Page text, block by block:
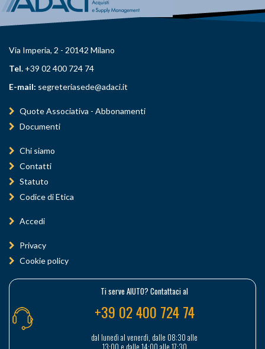
Via Imperia, 2 - 20142 Milano
Tel. +39 02 400 724 74
E-mail: segreteriasede@adaci.it
Quote Associativa - Abbonamenti
Documenti
Chi siamo
Contatti
Statuto
Codice di Etica
Accedi
Privacy
Cookie policy
Ti serve AIUTO? Contattaci al
+39 02 400 724 74
dal lunedì al venerdì, dalle 08:30 alle
13:00 e dalle 14:00 alle 17:30